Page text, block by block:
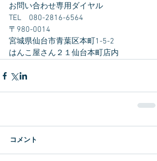
お問い合わせ専用ダイヤル
TEL　080-2816-6564
〒980-0014
宮城県仙台市青葉区本町1-5-2
はんこ屋さん２１仙台本町店内
コメント